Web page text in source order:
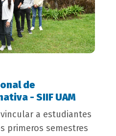
de
- SIIF UAM
a estudiantes
primeros semestres